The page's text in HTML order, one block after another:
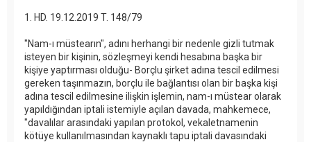
1. HD. 19.12.2019 T. 148/79
"Nam-ı müstearın", adını herhangi bir nedenle gizli tutmak
isteyen bir kişinin, sözleşmeyi kendi hesabına başka bir
kişiye yaptırması olduğu- Borçlu şirket adına tescil edilmesi
gereken taşınmazın, borçlu ile bağlantısı olan bir başka kişi
adına tescil edilmesine ilişkin işlemin, nam-ı müstear olarak
yapıldığından iptali istemiyle açılan davada, mahkemece,
"davalılar arasındaki yapılan protokol, vekaletnamenin
kötüye kullanılmasından kaynaklı tapu iptali davasındaki